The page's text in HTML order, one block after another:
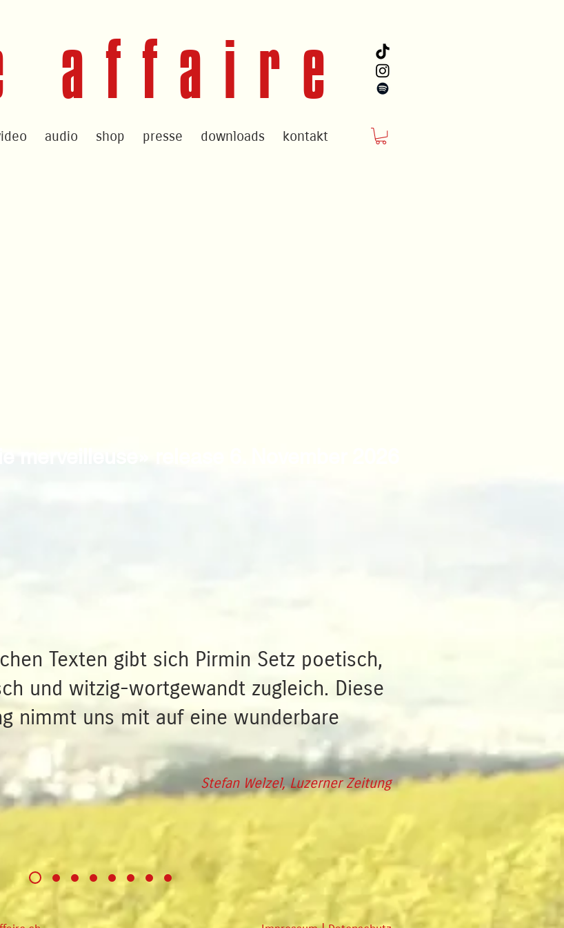
affaire
audio shop presse downloads kontakt
Texten gibt sich Pirmin Setz poetisch,
und witzig-wortgewandt zugleich. Diese
nimmt uns mit auf eine wunderbare
Stefan Welzel, Luzerner Zeitung